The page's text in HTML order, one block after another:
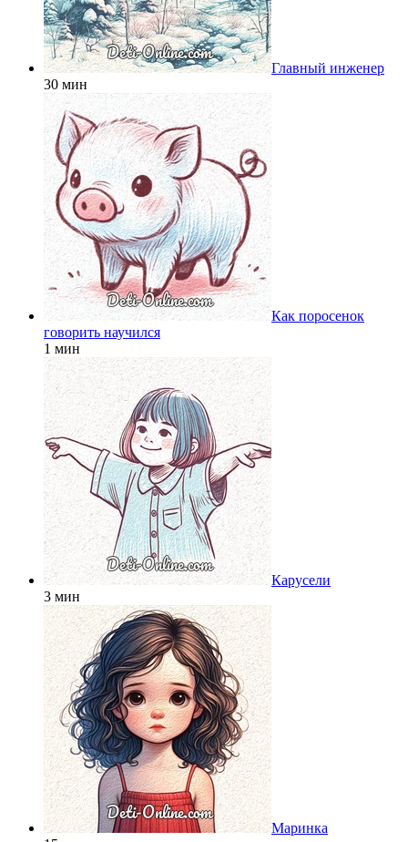
Главный инженер
30 мин
Как поросенок
говорить научился
1 мин
Карусели
3 мин
Маринка